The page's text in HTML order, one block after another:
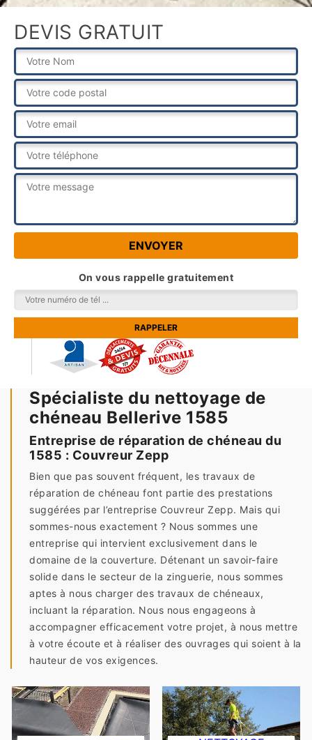
DEVIS GRATUIT
On vous rappelle gratuitement
Spécialiste du nettoyage de
chéneau Bellerive 1585
Entreprise de réparation de chéneau du
1585 : Couvreur Zepp
Bien que pas souvent fréquent, les travaux de
réparation de chéneau font partie des prestations
suggérées par l’entreprise Couvreur Zepp. Mais qui
sommes-nous exactement ? Nous sommes une
entreprise qui intervient exclusivement dans le
domaine de la couverture. Détenant un savoir-faire
solide dans le secteur de la zinguerie, nous sommes
aptes à nous charger des travaux de chéneaux,
incluant la réparation. Nous nous engageons à
accompagner efficacement votre projet, à nous mettre
à votre écoute et à réaliser des ouvrages qui soient à la
hauteur de vos exigences.